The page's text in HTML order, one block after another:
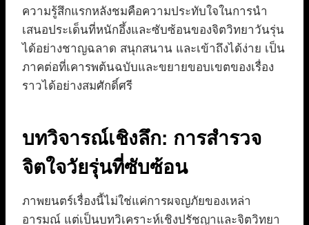
ความรู้สึกแรกหลังชมคือความประทับใจในการนำ
เสนอประเด็นที่หนักอึ้งและซับซ้อนของจิตวิทยาวันรุ่น
ได้อย่างชาญฉลาด สนุกสนาน และเข้าถึงได้ง่าย เป็น
ภาคต่อที่เคารพต้นฉบับและขยายขอบเขตของเรื่อง
ราวได้อย่างสมศักดิ์ศรี
บทวิจารณ์เชิงลึก: การสำรวจ
จิตใจวัยรุ่นที่ซับซ้อน
ภาพยนตร์เรื่องนี้ไม่ใช่แค่การผจญภัยของเหล่า
อารมณ์ แต่เป็นบทวิเคราะห์เชิงปรัชญาและจิตวิทยา